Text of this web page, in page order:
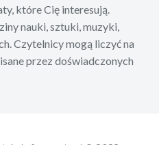
które Cię interesują.
nauki, sztuki, muzyki,
Czytelnicy mogą liczyć na
przez doświadczonych